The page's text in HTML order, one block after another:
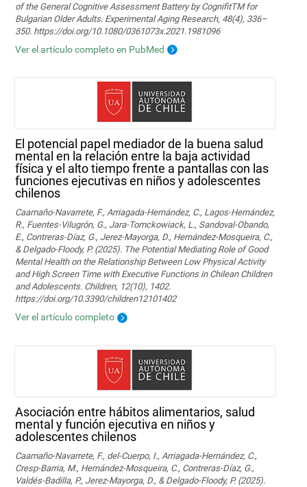
of the General Cognitive Assessment Battery by CognifitTM for
Bulgarian Older Adults. Experimental Aging Research, 48(4), 336–
350. https://doi.org/10.1080/0361073x.2021.1981096
Ver el artículo completo en PubMed
El potencial papel mediador de la buena salud
mental en la relación entre la baja actividad
física y el alto tiempo frente a pantallas con las
funciones ejecutivas en niños y adolescentes
chilenos
Caamaño-Navarrete, F., Arriagada-Hernández, C., Lagos-Hernández,
R., Fuentes-Vilugrón, G., Jara-Tomckowiack, L., Sandoval-Obando,
E., Contreras-Díaz, G., Jerez-Mayorga, D., Hernández-Mosqueira, C.,
& Delgado-Floody, P. (2025). The Potential Mediating Role of Good
Mental Health on the Relationship Between Low Physical Activity
and High Screen Time with Executive Functions in Chilean Children
and Adolescents. Children, 12(10), 1402.
https://doi.org/10.3390/children12101402
Ver el artículo completo
Asociación entre hábitos alimentarios, salud
mental y función ejecutiva en niños y
adolescentes chilenos
Caamaño-Navarrete, F., del-Cuerpo, I., Arriagada-Hernández, C.,
Cresp-Barria, M., Hernández-Mosqueira, C., Contreras-Díaz, G.,
Valdés-Badilla, P., Jerez-Mayorga, D., & Delgado-Floody, P. (2025).